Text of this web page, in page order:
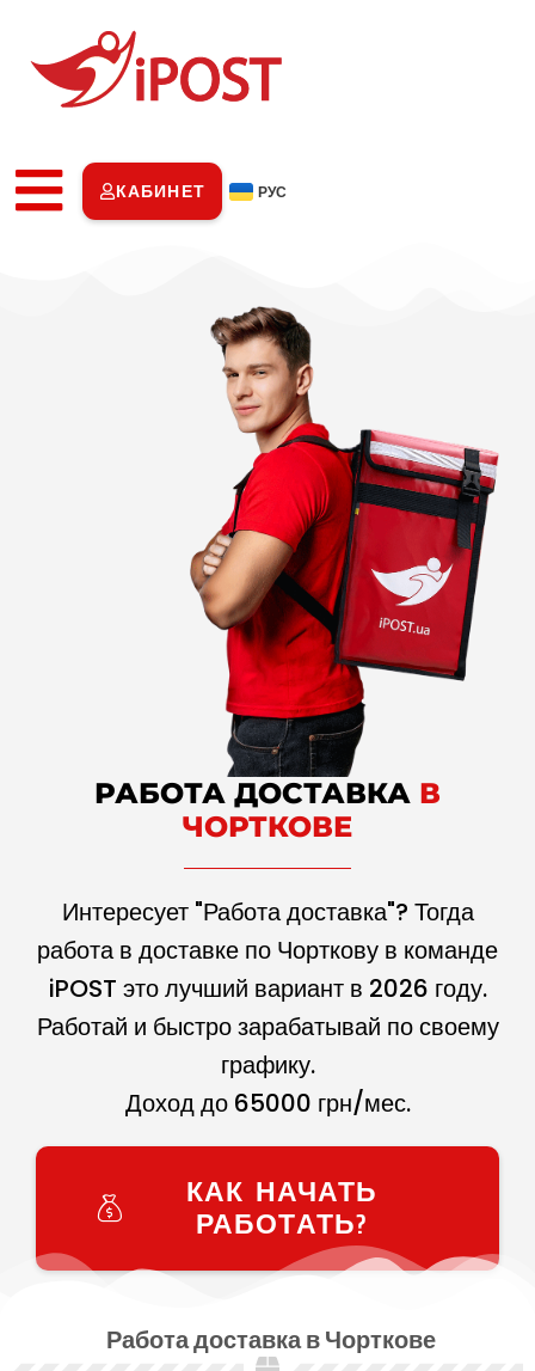
КАБИНЕТ РУС
РАБОТА ДОСТАВКА В
ЧОРТКОВЕ
Интересует "Работа доставка"? Тогда
работа в доставке по Чорткову в команде
iPOST это лучший вариант в 2026 году.
Работай и быстро зарабатывай по своему
графику.
Доход до 65000 грн/мес.
КАК НАЧАТЬ
РАБОТАТЬ?
Работа доставка в Чорткове